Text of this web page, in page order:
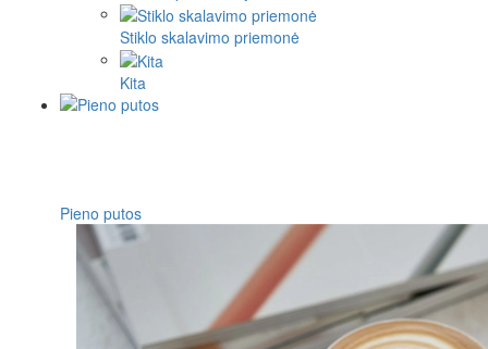
Stiklo skalavimo priemonė
Kita
Pieno putos